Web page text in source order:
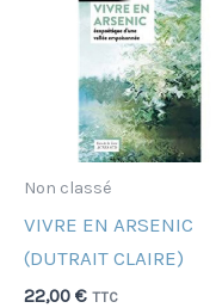
Non classé
VIVRE EN ARSENIC
(DUTRAIT CLAIRE)
22,00 € TTC